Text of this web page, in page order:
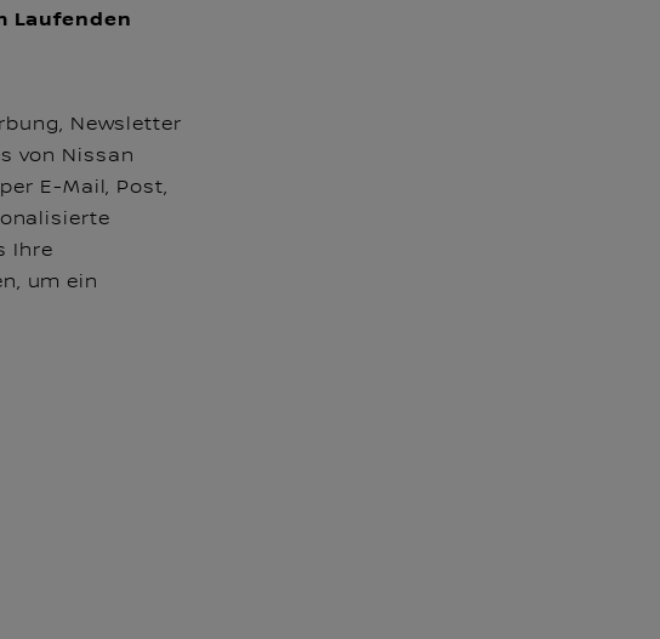
Laufenden
Newsletter
von Nissan
E-Mail, Post,
Ihre
um ein